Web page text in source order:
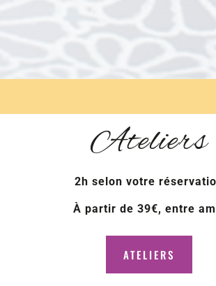
Ateliers
2h selon votre
À partir de 39€, entre
ATELIERS